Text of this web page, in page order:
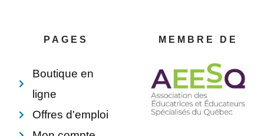
p
e
PAGES
Boutique en
ligne
Offres d'emploi
MEMBRE DE